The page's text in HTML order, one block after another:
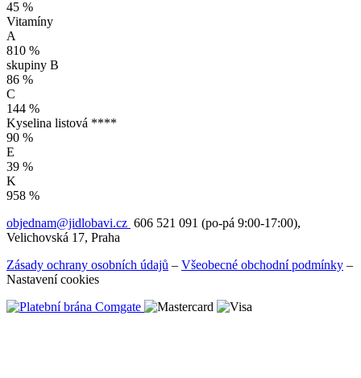
45 %
Vitamíny
A
810 %
skupiny B
86 %
C
144 %
Kyselina listová ****
90 %
E
39 %
K
958 %
objednam@jidlobavi.cz 606 521 091 (po-pá 9:00-17:00),
Velichovská 17, Praha
Zásady ochrany osobních údajů – Všeobecné obchodní podmínky –
Nastavení cookies